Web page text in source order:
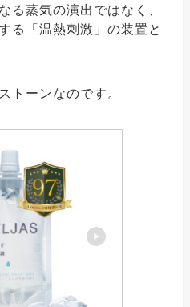
る蒸気の演出ではなく、
る「温熱刺激」の装置と
トーンなのです。